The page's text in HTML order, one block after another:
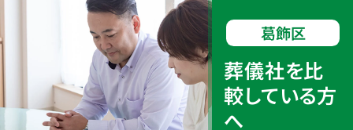
葛飾区
葬儀社を比
較している方
へ